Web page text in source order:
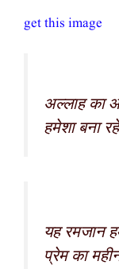
get this image
अल्लाह का
हमेशा बना
यह रमजान
प्रेम का